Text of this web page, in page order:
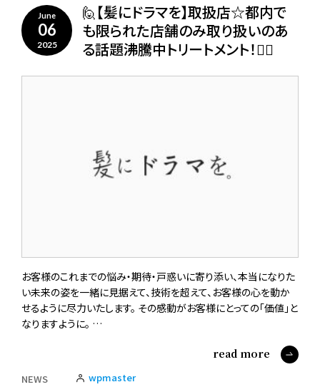
June
06
2025
🙋【髪にドラマを】取扱店☆都内で
も限られた店舗のみ取り扱いのあ
る話題沸騰中トリートメント！🙋‍♀️
お客様のこれまでの悩み・期待・戸惑いに寄り添い、本当になりた
い未来の姿を一緒に見据えて、技術を超えて、お客様の心を動か
せるように尽力いたします。 その感動がお客様にとっての「価値」と
なりますように。 …
read more
NEWS wpmaster